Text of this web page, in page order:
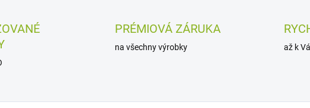
PRÉMIOVÁ ZÁRUKA
na všechny výrobky až k